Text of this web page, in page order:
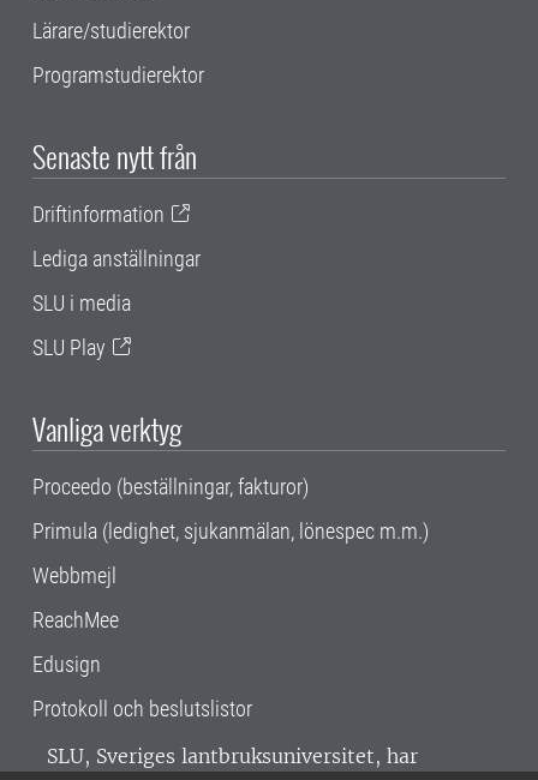
Lärare/studierektor
Programstudierektor
Senaste nytt från
Driftinformation
Lediga anställningar
SLU i media
SLU Play
Vanliga verktyg
Proceedo (beställningar, fakturor)
Primula (ledighet, sjukanmälan, lönespec m.m.)
Webbmejl
ReachMee
Edusign
Protokoll och beslutslistor
SLU, Sveriges lantbruksuniversitet, har